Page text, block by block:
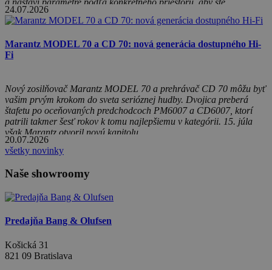
a nastaví parametre podľa konkrétneho priestoru, aby ste
v posluchovej zóne dosiahli prirodzenejší zvuk a čistejšie basy.
Objavte nástroje Dirac Live Room Correction, Dirac Live Bass
24.07.2026
Marantz MODEL 70 a CD 70: nová generácia dostupného Hi-
Fi
Nový zosilňovač Marantz MODEL 70 a prehrávač CD 70 môžu byť
vašim prvým krokom do sveta serióznej hudby. Dvojica preberá
štafetu po oceňovaných predchodcoch PM6007 a CD6007, ktorí
patrili takmer šesť rokov k tomu najlepšiemu v kategórii. 15. júla
však Marantz otvoril novú kapitolu.
20.07.2026
všetky novinky
Naše showroomy
Predajňa Bang & Olufsen
Košická 31
821 09 Bratislava